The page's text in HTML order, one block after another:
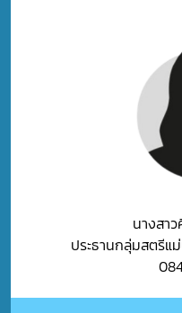
นางสา
ประธานกลุ่มสตรีแ